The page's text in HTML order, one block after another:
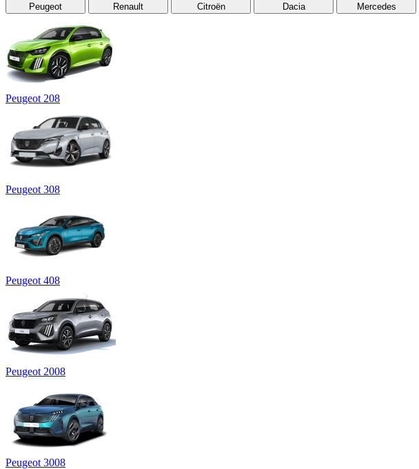
Peugeot Renault Citroën Dacia Mercedes
Peugeot 208
Peugeot 308
Peugeot 408
Peugeot 2008
Peugeot 3008